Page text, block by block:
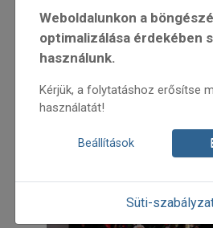
Weboldalunkon a
optimalizálása érdekében
használunk.
Kérjük, a folytatáshoz erősítse
használatát!
Beállítások
Süti-